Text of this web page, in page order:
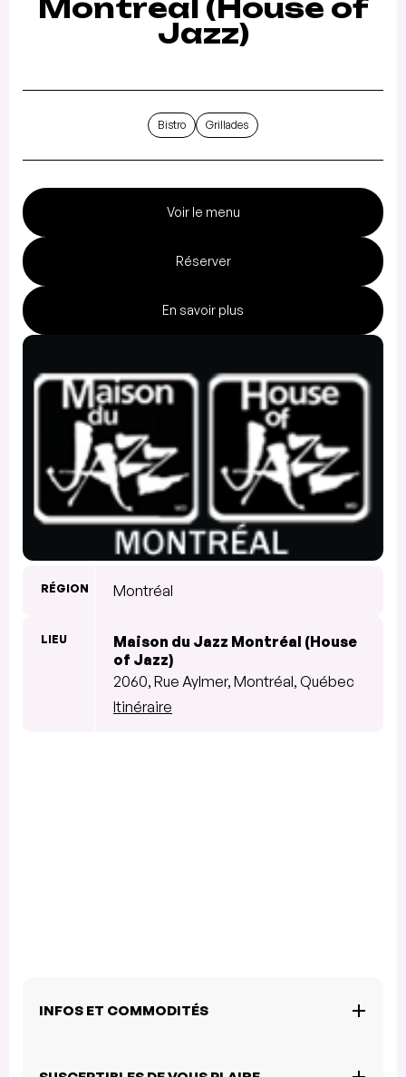
Montréal (House of
Jazz)
Bistro Grillades
Voir le menu
Réserver
En savoir plus
RÉGION Montréal
LIEU
Maison du Jazz Montréal (House
of Jazz)
2060, Rue Aylmer, Montréal, Québec
Itinéraire
INFOS ET COMMODITÉS